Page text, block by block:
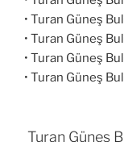
• Turan Güneş
• Turan Güneş
• Turan Güneş
• Turan Güneş
Turan Güneş